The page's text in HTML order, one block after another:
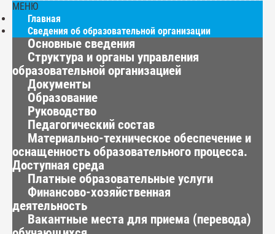
МЕНЮ
Главная
Сведения об образовательной организации
Основные сведения
Структура и органы управления
образовательной организацией
Документы
Образование
Руководство
Педагогический состав
Материально-техническое обеспечение и
оснащенность образовательного процесса.
Доступная среда
Платные образовательные услуги
Финансово-хозяйственная
деятельность
Вакантные места для приема (перевода)